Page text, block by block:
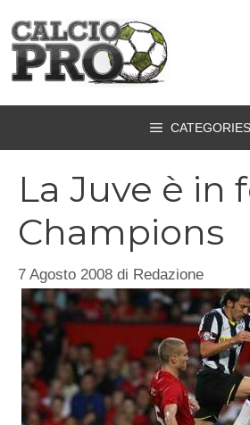
contenuto
CATEGORIES
La Juve è in
Champions
7 Agosto 2008 di Redazione